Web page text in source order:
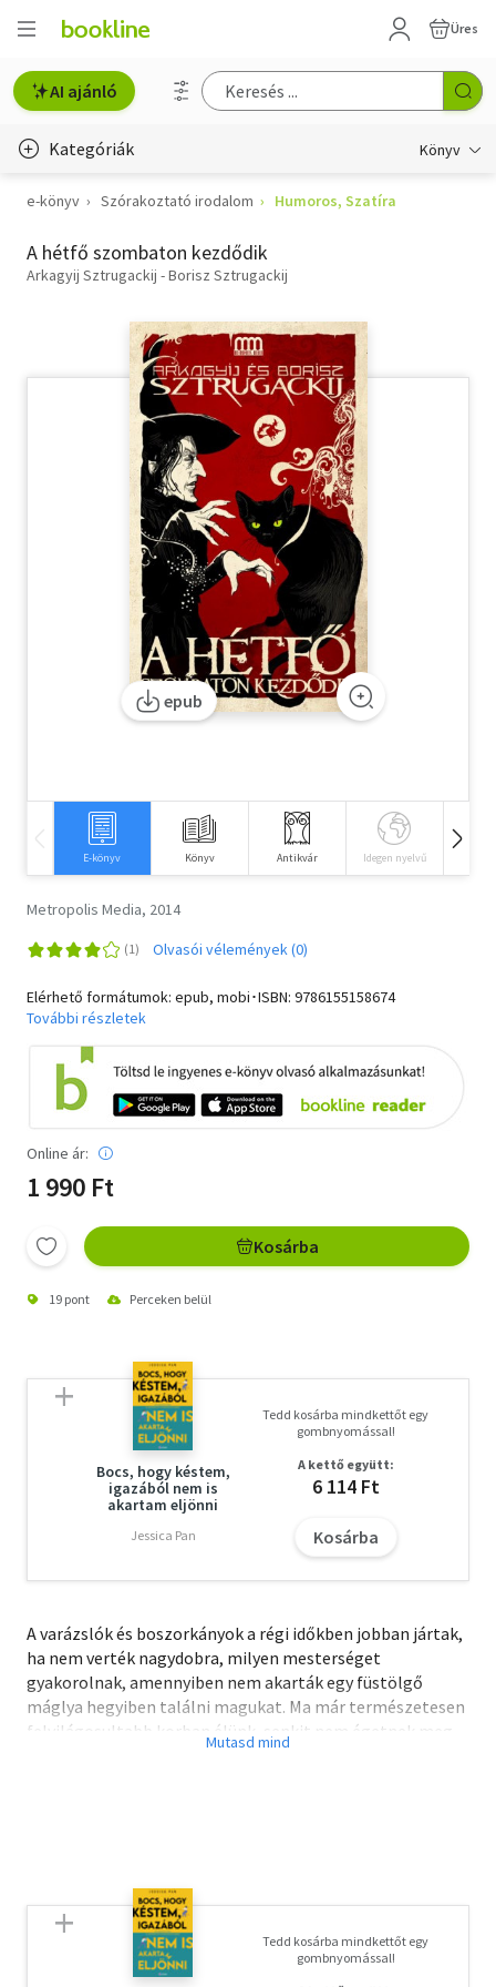
Üres
AI ajánló
Kategóriák Könyv
Életmód, egészség
Erotika
Hobbi, szabadidő
Szótár, nyelvkönyv
Tankönyv, segédkönyv
Társadalomtudomány
Természettudomány
e-könyv Szórakoztató irodalom Humoros, Szatíra
A hétfő szombaton kezdődik
Arkagyij Sztrugackij - Borisz Sztrugackij
epub
E-könyv Könyv Antikvár Idegen nyelvű
Metropolis Media, 2014
Olvasói vélemények (0)
Elérhető formátumok: epub, mobi･ISBN: 9786155158674
További részletek
Online ár:
1 990 Ft
Kosárba
19 pont Perceken belül
Bocs, hogy késtem,
igazából nem is
akartam eljönni
Jessica Pan
Tedd kosárba mindkettőt egy
gombnyomással!
A kettő együtt:
6 114 Ft
Kosárba
A varázslók és boszorkányok a régi időkben jobban jártak,
ha nem verték nagydobra, milyen mesterséget
gyakorolnak, amennyiben nem akarták egy füstölgő
máglya hegyiben találni magukat. Ma már természetesen
felvilágosultabb korban élünk, senkit nem égetnek meg
istenekbe botolhat, a munkavédelmi oktatás részét
képezik a babonaságok, és nehezebb napokon még a
pokol kapuja is megnyílhat. Szása Privalov, a fiatal
programozó mit sem sejtve lép munkába ezen az igen
Tedd kosárba mindkettőt egy
gombnyomással!